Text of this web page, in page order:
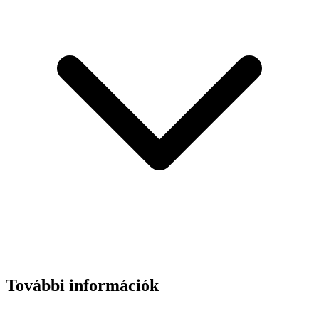
További információk